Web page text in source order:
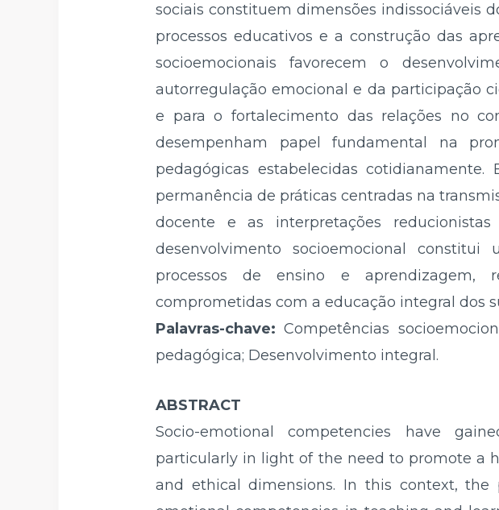
sociais constituem dimensões indissociáveis
processos educativos e a construção das
socioemocionais favorecem o
autorregulação emocional e da participação
e para o fortalecimento das relações no
desempenham papel fundamental na
pedagógicas estabelecidas
permanência de práticas centradas na
docente e as interpretações
desenvolvimento socioemocional
processos de ensino e aprendizagem,
comprometidas com a educação integral dos
Palavras-chave:Competências
pedagógica; Desenvolvimento integral.
ABSTRACT
Socio-emotional competencies have
particularly in light of the need to promote a
and ethical dimensions. In this context,